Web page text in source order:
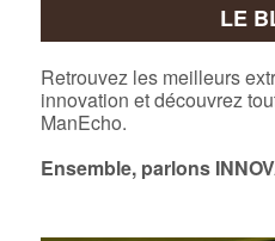
LE
Retrouvez les meilleurs
innovation et découvrez
ManEcho.
Ensemble, parlons